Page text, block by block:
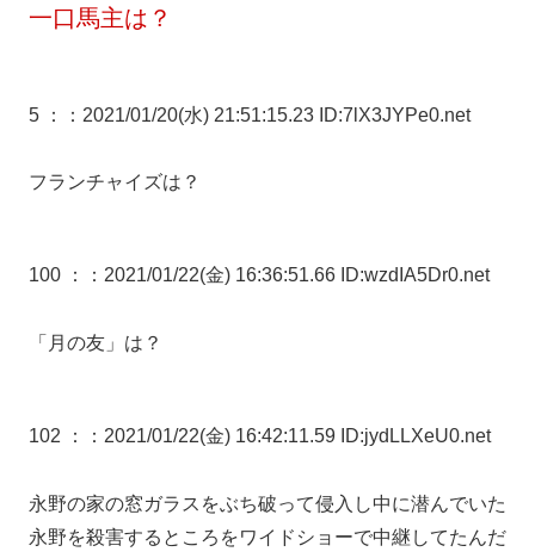
一口馬主は？
5 ： ：2021/01/20(水) 21:51:15.23 ID:7lX3JYPe0.net
フランチャイズは？
100 ： ：2021/01/22(金) 16:36:51.66 ID:wzdIA5Dr0.net
「月の友」は？
102 ： ：2021/01/22(金) 16:42:11.59 ID:jydLLXeU0.net
永野の家の窓ガラスをぶち破って侵入し中に潜んでいた
永野を殺害するところをワイドショーで中継してたんだ